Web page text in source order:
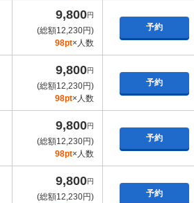
9,800円
(総額12,230円)
98pt×人数
予約
9,800円
(総額12,230円)
98pt×人数
予約
9,800円
(総額12,230円)
98pt×人数
予約
9,800円
(総額12,230円)
予約